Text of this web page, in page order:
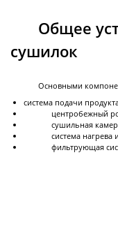
Стальные
Автоклавы
Смесители
Реакторы
Общее у
сушилок
Основными
система подачи
центробежный
сушильная
система нагрева
фильтрующая